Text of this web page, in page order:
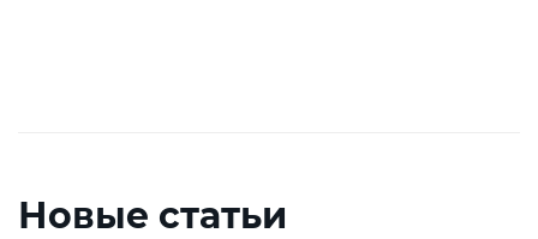
Новые статьи